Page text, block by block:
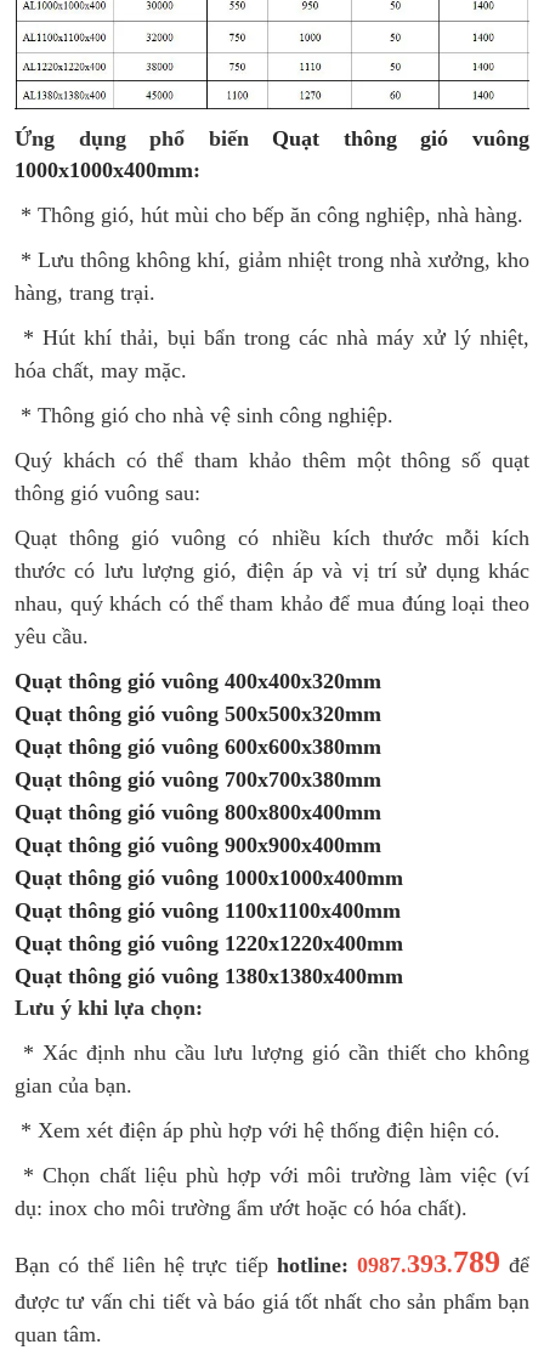
Ứng dụng phổ biến Quạt thông gió vuông
1000x1000x400mm:
* Thông gió, hút mùi cho bếp ăn công nghiệp, nhà hàng.
* Lưu thông không khí, giảm nhiệt trong nhà xưởng, kho
hàng, trang trại.
* Hút khí thải, bụi bẩn trong các nhà máy xử lý nhiệt,
hóa chất, may mặc.
* Thông gió cho nhà vệ sinh công nghiệp.
Quý khách có thể tham khảo thêm một thông số quạt
thông gió vuông sau:
Quạt thông gió vuông có nhiều kích thước mỗi kích
thước có lưu lượng gió, điện áp và vị trí sử dụng khác
nhau, quý khách có thể tham khảo để mua đúng loại theo
yêu cầu.
Quạt thông gió vuông 400x400x320mm
Quạt thông gió vuông 500x500x320mm
Quạt thông gió vuông 600x600x380mm
Quạt thông gió vuông 700x700x380mm
Quạt thông gió vuông 800x800x400mm
Quạt thông gió vuông 900x900x400mm
Quạt thông gió vuông 1000x1000x400mm
Quạt thông gió vuông 1100x1100x400mm
Quạt thông gió vuông 1220x1220x400mm
Quạt thông gió vuông 1380x1380x400mm
Lưu ý khi lựa chọn:
* Xác định nhu cầu lưu lượng gió cần thiết cho không
gian của bạn.
* Xem xét điện áp phù hợp với hệ thống điện hiện có.
* Chọn chất liệu phù hợp với môi trường làm việc (ví
dụ: inox cho môi trường ẩm ướt hoặc có hóa chất).
Bạn có thể liên hệ trực tiếphotline:0987.393.789 để
được tư vấn chi tiết và báo giá tốt nhất cho sản phẩm bạn
quan tâm.